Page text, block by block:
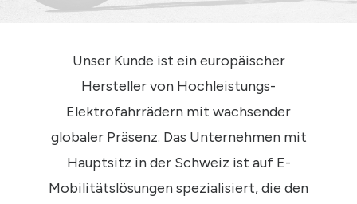
Unser Kunde ist ein europäischer
Hersteller von Hochleistungs-
Elektrofahrrädern mit wachsender
globaler Präsenz. Das Unternehmen mit
Hauptsitz in der Schweiz ist auf E-
Mobilitätslösungen spezialisiert, die den